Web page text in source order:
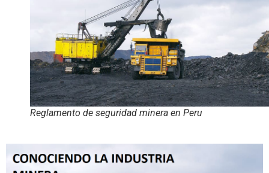
Reglamento de seguridad minera en Peru